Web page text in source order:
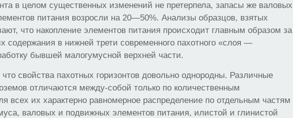
в целом существенных изменений не претерпела, запасы же валовых
питания возросли на 20—50%. Анализы образцов, взятых
что накопление элементов питания происходит главным образом за
содержания в нижней трети современного пахотного «слоя —
бывшей малогумусной верхней части.
свойства пахотных горизонтов довольно однородны. Различные
отличаются между-собой только по количественным
всех их характерно равномерное распределение по отдельным частям
валовых и подвижных элементов питания, илистой и глинистой